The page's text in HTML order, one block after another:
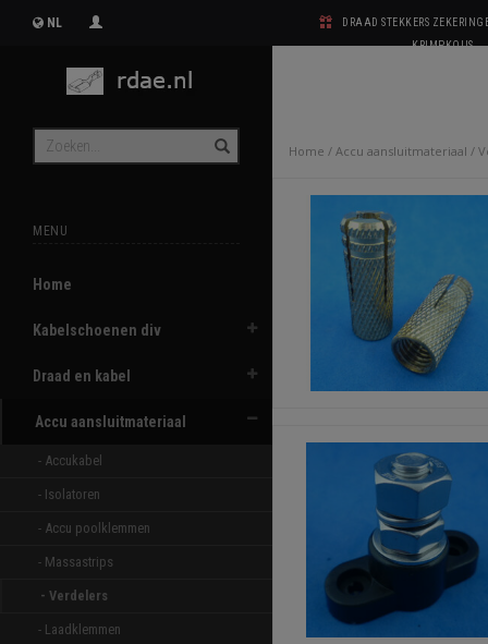
NL
DRAAD STEKKERS
KRIMPKOUS
MENU
Home
Kabelschoenen div
Draad en kabel
Accu aansluitmateriaal
- Accukabel
- Isolatoren
- Accu poolklemmen
- Massastrips
- Verdelers
- Laadklemmen
Home / Accu aansluitmateriaal /